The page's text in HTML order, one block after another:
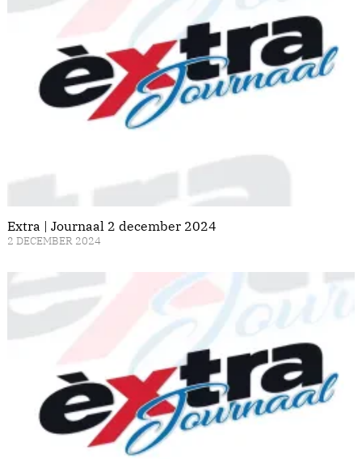
Extra | Journaal 2 december 2024
2 DECEMBER 2024